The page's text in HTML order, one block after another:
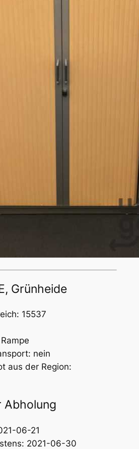
Grünheide
15537
nein
aus der Region:
Abholung
06-21
2021-06-30